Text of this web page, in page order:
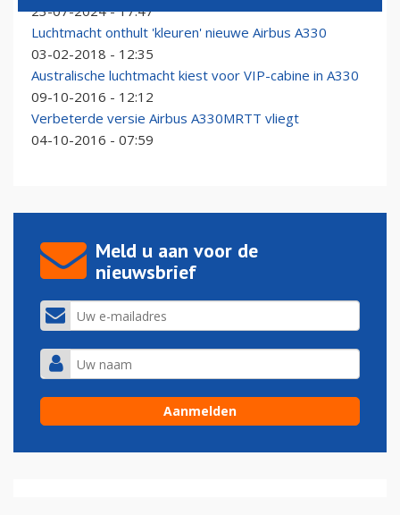
23-07-2024 - 17:47
Luchtmacht onthult 'kleuren' nieuwe Airbus A330
03-02-2018 - 12:35
Australische luchtmacht kiest voor VIP-cabine in A330
09-10-2016 - 12:12
Verbeterde versie Airbus A330MRTT vliegt
04-10-2016 - 07:59
Meld u aan voor de
nieuwsbrief